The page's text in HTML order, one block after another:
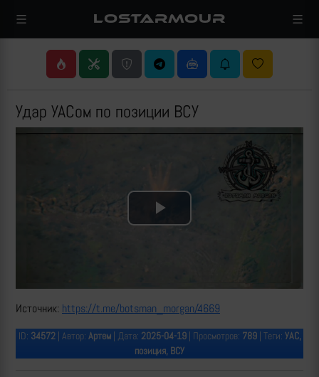
LOSTARMOUR
Удар УАСом по позиции ВСУ
Play
Источник: https://t.me/botsman_morgan/4669
ID: 34572| Автор: Артем| Дата: 2025-04-19| Просмотров: 789| Теги: УАС,
позиция, ВСУ